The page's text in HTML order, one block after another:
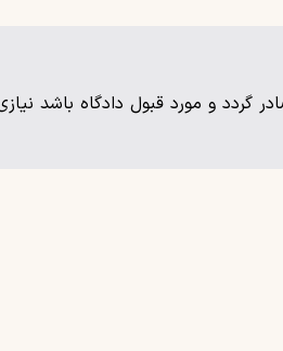
گردد و مورد قبول دادگاه باشد